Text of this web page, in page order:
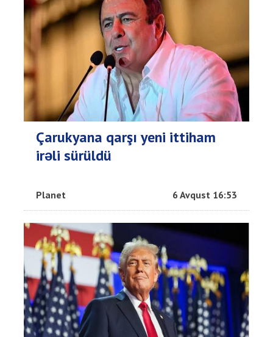
Çarukyana qarşı yeni ittiham
irəli sürüldü
Planet 6 Avqust 16:53